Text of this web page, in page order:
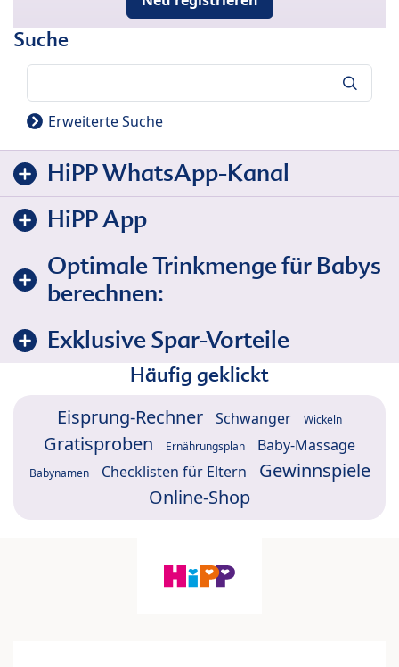
Suche
Erweiterte Suche
HiPP WhatsApp-Kanal
HiPP App
Optimale Trinkmenge für Babys
berechnen:
Exklusive Spar-Vorteile
Häufig geklickt
Eisprung-Rechner Schwanger Wickeln
Gratisproben Ernährungsplan Baby-Massage
Babynamen Checklisten für Eltern
Gewinnspiele
Online-Shop